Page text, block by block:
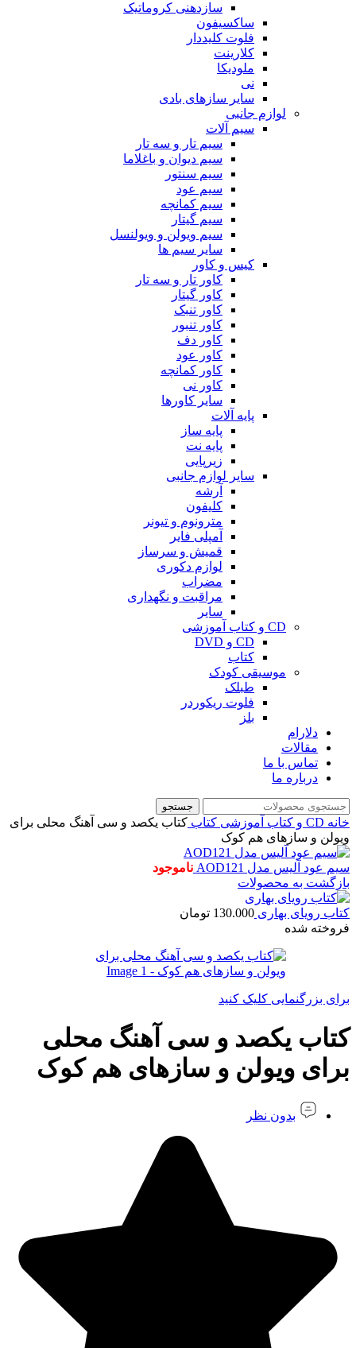
سازدهنی کروماتیک
ساکسیفون
فلوت کلیددار
کلارینت
ملودیکا
نی
سایر سازهای بادی
لوازم جانبی
سیم آلات
سیم تار و سه تار
سیم دیوان و باغلاما
سیم سنتور
سیم عود
سیم کمانچه
سیم گیتار
سیم ویولن و ویولنسل
سایر سیم ها
کیس و کاور
کاور تار و سه تار
کاور گیتار
کاور تنبک
کاور تنبور
کاور دف
کاور عود
کاور کمانچه
کاور نی
سایر کاورها
پایه آلات
پایه ساز
پایه نت
زیرپایی
سایر لوازم جانبی
آرشه
کلیفون
مترونوم و تیونر
آمپلی فایر
قمیش و سرساز
لوازم دکوری
مضراب
مراقبت و نگهداری
سایر
CD و کتاب آموزشی
CD و DVD
کتاب
موسیقی کودک
طبلک
فلوت ریکوردر
بلز
دلارام
مقالات
تماس با ما
درباره ما
جستجو
خانه CD و کتاب آموزشی کتاب کتاب یکصد و سی آهنگ محلی برای
ویولن و سازهای هم کوک
سیم عود آلیس مدل AOD121
ناموجود
بازگشت به محصولات
کتاب رویای بهاری 130.000 تومان
فروخته شده
برای بزرگنمایی کلیک کنید
کتاب یکصد و سی آهنگ محلی
برای ویولن و سازهای هم کوک
بدون نظر